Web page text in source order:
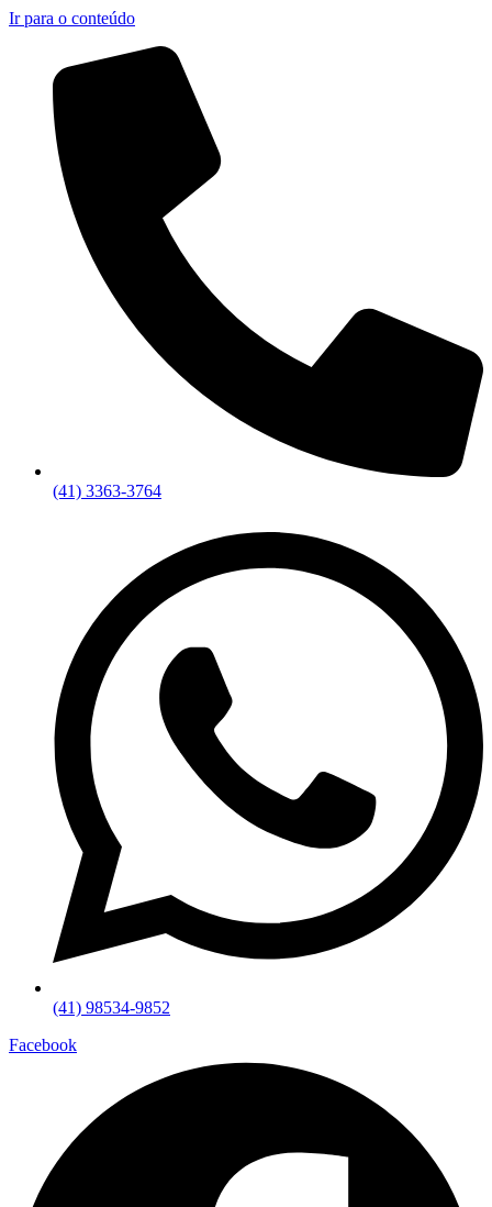
Ir para o conteúdo
(41) 3363-3764
(41) 98534-9852
Facebook